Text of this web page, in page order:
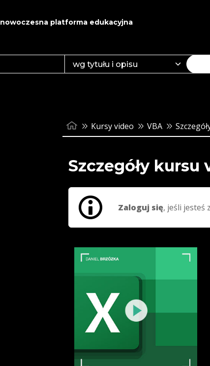
nowoczesna platforma edukacyjna
Kursy video VBA
Szczegóły kursu
Zaloguj się, jeśli jesteś